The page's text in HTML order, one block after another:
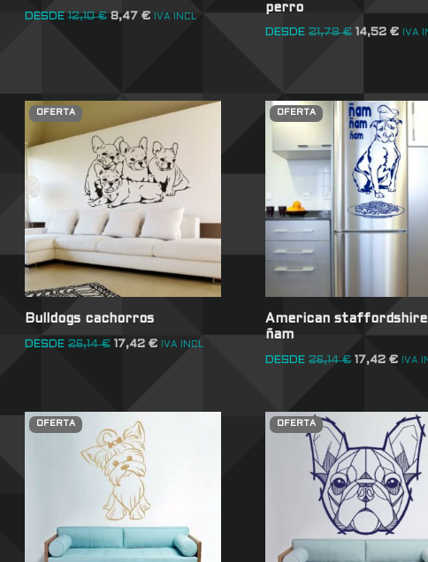
DESDE 12,10€ 8,47 € IVA INCL
perro
DESDE 21,78€ 14,52€ IVA
OFERTA
Bulldogs cachorros
DESDE 26,14€ 17,42 € IVA INCL
OFERTA
American staffordshire
ñam
DESDE 26,14€ 17,42€ IVA
OFERTA OFERTA